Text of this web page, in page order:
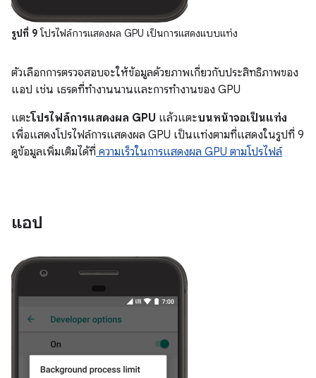
รูปที่ 9โปรไฟล์การแสดงผล GPU เป็นการแสดงแบบแท่ง
ตัวเลือกการตรวจสอบจะให้ข้อมูลด้วยภาพเกี่ยวกับประสิทธิภาพของ
แอป เช่น เธรดที่ทำงานนานและการทำงานของ GPU
แตะโปรไฟล์การแสดงผล GPU แล้วแตะบนหน้าจอเป็นแท่ง
เพื่อแสดงโปรไฟล์การแสดงผล GPU เป็นแท่งตามที่แสดงในรูปที่ 9
ดูข้อมูลเพิ่มเติมได้ที่ ความเร็วในการแสดงผล GPU ตามโปรไฟล์
แอป